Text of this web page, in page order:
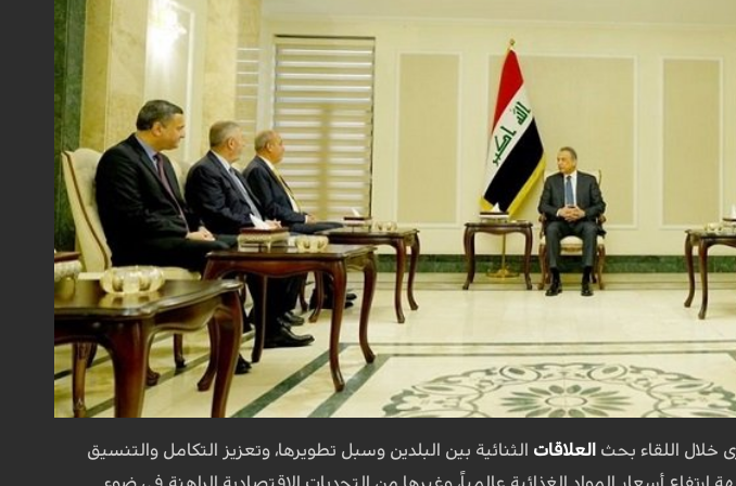
خلال اللقاء بحث العلاقات الثنائية بين البلدين وسبل تطويرها، وتعزيز التكامل والتنسيق